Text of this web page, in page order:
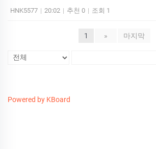
HNK5577 | 20:02 | 추천 0 | 조회 1
1 » 마지막
Powered by KBoard